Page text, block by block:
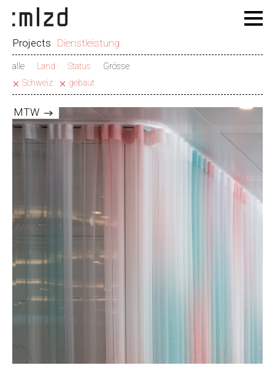
Projects Dienstleistung
alle Land Status
Grösse
Schweiz
gebaut
MTW